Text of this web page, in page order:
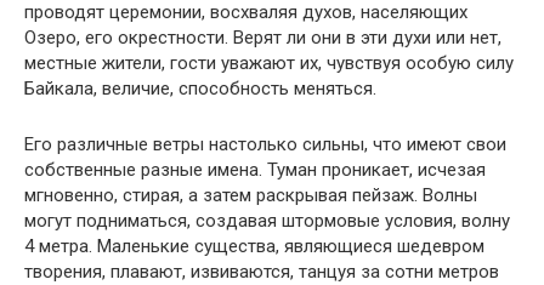
проводят церемонии, восхваляя духов, населяющих
Озеро, его окрестности. Верят ли они в эти духи или нет,
местные жители, гости уважают их, чувствуя особую силу
Байкала, величие, способность меняться.
Его различные ветры настолько сильны, что имеют свои
собственные разные имена. Туман проникает, исчезая
мгновенно, стирая, а затем раскрывая пейзаж. Волны
могут подниматься, создавая штормовые условия, волну
4 метра. Маленькие существа, являющиеся шедевром
творения, плавают, извиваются, танцуя за сотни метров